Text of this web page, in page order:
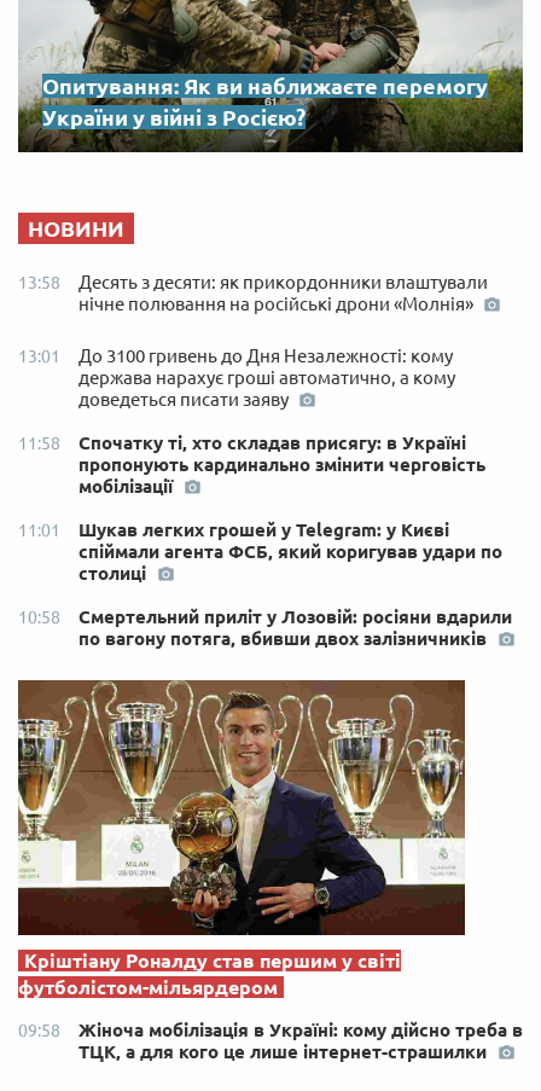
Опитування: Як ви наближаєте перемогу
України у війні з Росією?
НОВИНИ
13:58
Десять з десяти: як прикордонники влаштували
нічне полювання на російські дрони «Молнія»
13:01
До 3100 гривень до Дня Незалежності: кому
держава нарахує гроші автоматично, а кому
доведеться писати заяву
11:58
Спочатку ті, хто складав присягу: в Україні
пропонують кардинально змінити черговість
мобілізації
11:01
Шукав легких грошей у Telegram: у Києві
спіймали агента ФСБ, який коригував удари по
столиці
10:58
Смертельний приліт у Лозовій: росіяни вдарили
по вагону потяга, вбивши двох залізничників
Кріштіану Роналду став першим у світі
футболістом-мільярдером
09:58
Жіноча мобілізація в Україні: кому дійсно треба в
ТЦК, а для кого це лише інтернет-страшилки